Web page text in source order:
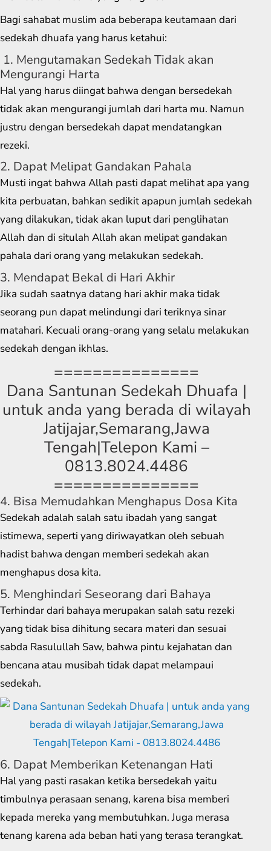
Bagi sahabat muslim ada beberapa keutamaan dari
sedekah dhuafa yang harus ketahui:
1. Mengutamakan Sedekah Tidak akan
Mengurangi Harta
Hal yang harus diingat bahwa dengan bersedekah
tidak akan mengurangi jumlah dari harta mu. Namun
justru dengan bersedekah dapat mendatangkan
rezeki.
2. Dapat Melipat Gandakan Pahala
Musti ingat bahwa Allah pasti dapat melihat apa yang
kita perbuatan, bahkan sedikit apapun jumlah sedekah
yang dilakukan, tidak akan luput dari penglihatan
Allah dan di situlah Allah akan melipat gandakan
pahala dari orang yang melakukan sedekah.
3. Mendapat Bekal di Hari Akhir
Jika sudah saatnya datang hari akhir maka tidak
seorang pun dapat melindungi dari teriknya sinar
matahari. Kecuali orang-orang yang selalu melakukan
sedekah dengan ikhlas.
===============
Dana Santunan Sedekah Dhuafa |
untuk anda yang berada di wilayah
Jatijajar,Semarang,Jawa
Tengah|Telepon Kami –
0813.8024.4486
===============
4. Bisa Memudahkan Menghapus Dosa Kita
Sedekah adalah salah satu ibadah yang sangat
istimewa, seperti yang diriwayatkan oleh sebuah
hadist bahwa dengan memberi sedekah akan
menghapus dosa kita.
5. Menghindari Seseorang dari Bahaya
Terhindar dari bahaya merupakan salah satu rezeki
yang tidak bisa dihitung secara materi dan sesuai
sabda Rasulullah Saw, bahwa pintu kejahatan dan
bencana atau musibah tidak dapat melampaui
sedekah.
6. Dapat Memberikan Ketenangan Hati
Hal yang pasti rasakan ketika bersedekah yaitu
timbulnya perasaan senang, karena bisa memberi
kepada mereka yang membutuhkan. Juga merasa
tenang karena ada beban hati yang terasa terangkat.